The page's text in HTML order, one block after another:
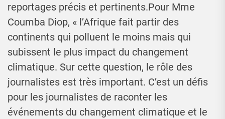
reportages précis et pertinents.Pour Mme
Coumba Diop, « l’Afrique fait partir des
continents qui polluent le moins mais qui
subissent le plus impact du changement
climatique. Sur cette question, le rôle des
journalistes est très important. C’est un défis
pour les journalistes de raconter les
événements du changement climatique et le